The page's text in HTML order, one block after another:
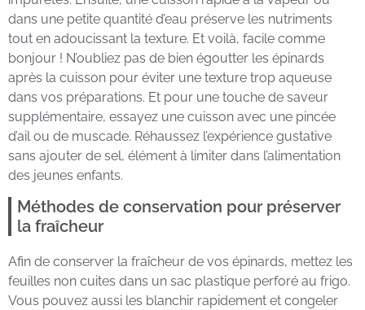
dans une petite quantité d’eau préserve les nutriments
tout en adoucissant la texture. Et voilà, facile comme
bonjour ! N’oubliez pas de bien égoutter les épinards
après la cuisson pour éviter une texture trop aqueuse
dans vos préparations. Et pour une touche de saveur
supplémentaire, essayez une cuisson avec une pincée
d’ail ou de muscade. Réhaussez l’expérience gustative
sans ajouter de sel, élément à limiter dans l’alimentation
des jeunes enfants.
Méthodes de conservation pour préserver
la fraîcheur
Afin de conserver la fraîcheur de vos épinards, mettez les
feuilles non cuites dans un sac plastique perforé au frigo.
Vous pouvez aussi les blanchir rapidement et congeler